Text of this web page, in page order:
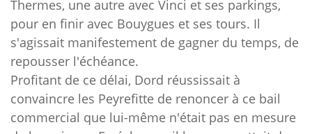
Thermes, une autre avec Vinci et ses parkings,
pour en finir avec Bouygues et ses tours. Il
s'agissait manifestement de gagner du temps, de
repousser l'échéance.
Profitant de ce délai, Dord réussissait à
convaincre les Peyrefitte de renoncer à ce bail
commercial que lui-même n'était pas en mesure